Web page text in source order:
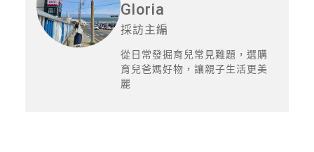
Gloria
採訪主編
從日常發掘育兒常見難題，選購
育兒爸媽好物，讓親子生活更美
麗